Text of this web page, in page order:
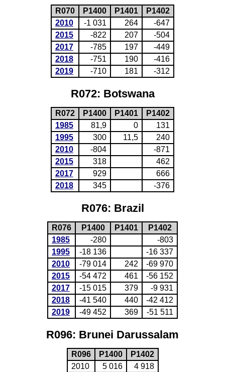
R070 P1400 P1401
P1402
2010
-1 031 264
-647
2015
-822 207
-504
2017
-785 197
-449
2018
-751 190
-416
2019
-710 181 -312
R072: Botswana
R072 P1400 P1401
P1402
1985
81,9 0
131
1995
300 11,5
240
2010
-804
-871
2015
318
462
2017
929
666
2018
345 -376
R076: Brazil
R076 P1400 P1401
P1402
1985
-280
-803
1995
-18 136
-16 337
2010
-79 014 242
-69 970
2015
-54 472 461
-56 152
2017
-15 015 379
-9 931
2018
-41 540 440
-42 412
2019
-49 452 369 -51 511
R096: Brunei Darussalam
R096 P1400
P1402
2010
5 016
4 918